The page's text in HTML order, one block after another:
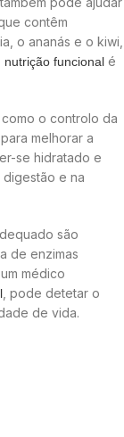
contêm
o ananás e o kiwi,
nutrição funcional é
o controlo da
melhorar a
se hidratado e
e na
são
de enzimas
médico
, pode detetar o
de vida.